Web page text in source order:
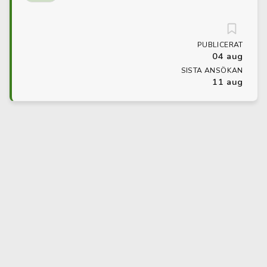
PUBLICERAT
04 aug
SISTA ANSÖKAN
11 aug